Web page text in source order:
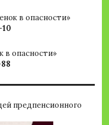
в опасности»
в опасности»
предпенсионного